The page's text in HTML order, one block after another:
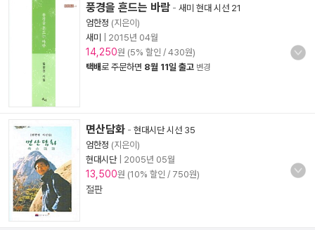
풍경을 흔드는 바람 - 새미 현대 시선 21
엄한정 (지은이)
새미
2015년 04월
14,250원 (5% 할인 / 430원)
택배로 주문하면 8월 11일 출고 변경
면산담화 - 현대시단 시선 35
엄한정 (지은이)
현대시단| 2005년 05월
13,500원 (10% 할인 / 750원)
절판